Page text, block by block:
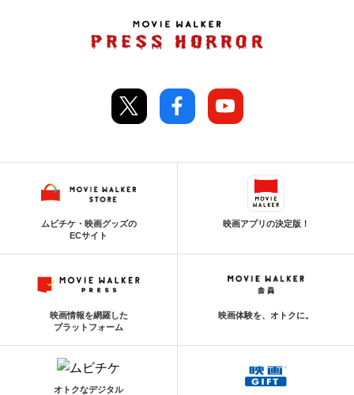
ムビチケ・映画グッズの
ECサイト
映画アプリの決定版！
映画情報を網羅した
プラットフォーム
映画体験を、オトクに。
オトクなデジタル